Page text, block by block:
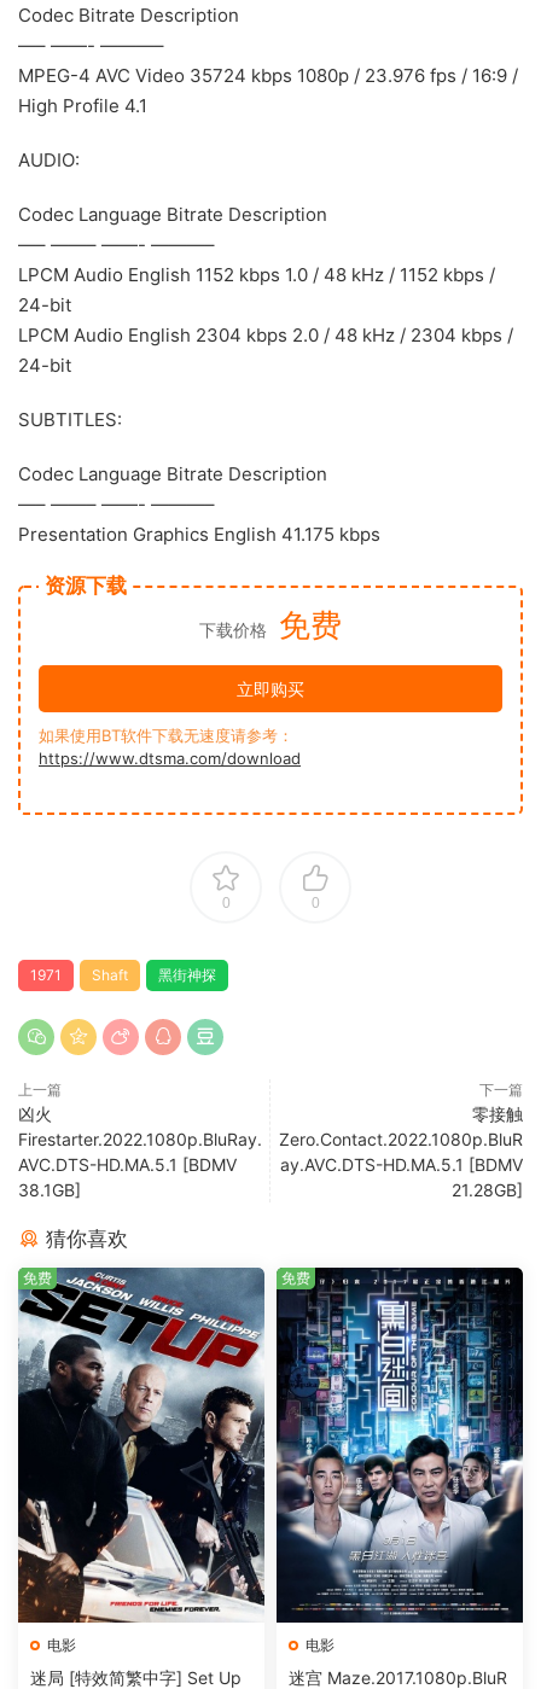
Codec Bitrate Description
—– ——- ———–
MPEG-4 AVC Video 35724 kbps 1080p / 23.976 fps / 16:9 /
High Profile 4.1
AUDIO:
Codec Language Bitrate Description
—– ——– ——- ———–
LPCM Audio English 1152 kbps 1.0 / 48 kHz / 1152 kbps /
24-bit
LPCM Audio English 2304 kbps 2.0 / 48 kHz / 2304 kbps /
24-bit
SUBTITLES:
Codec Language Bitrate Description
—– ——– ——- ———–
Presentation Graphics English 41.175 kbps
资源下载
下载价格 免费
立即购买
如果使用BT软件下载无速度请参考：
https://www.dtsma.com/download
0 0
1971 Shaft 黑街神探
上一篇
凶火
Firestarter.2022.1080p.BluRay.
AVC.DTS-HD.MA.5.1 [BDMV
38.1GB]
下一篇
零接触
Zero.Contact.2022.1080p.BluR
ay.AVC.DTS-HD.MA.5.1 [BDMV
21.28GB]
猜你喜欢
电影
迷局 [特效简繁中字] Set Up
免费
电影
迷宫 Maze.2017.1080p.BluR
免费